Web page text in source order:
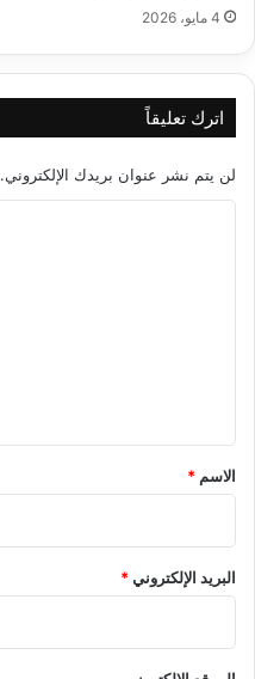
4 مايو، 2026
اترك تعليقاً
لن يتم نشر عنوان بريدك الإلكتروني.
*
الاسم *
البريد الإلكتروني*